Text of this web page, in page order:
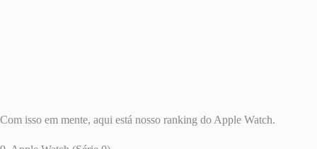
Com isso em mente, aqui está nosso ranking do Apple Watch.